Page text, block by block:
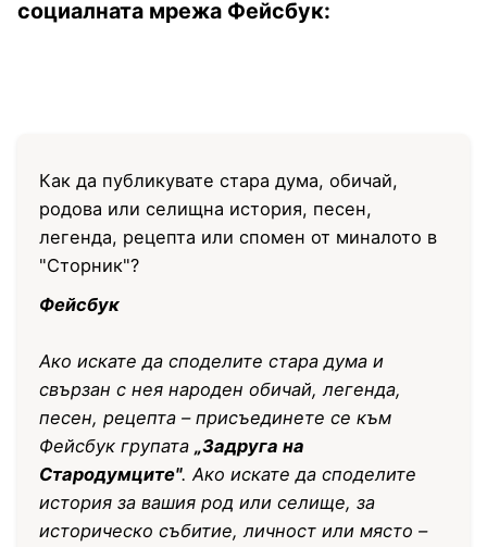
социалната мрежа Фейсбук:
Как да публикувате стара дума, обичай,
родова или селищна история, песен,
легенда, рецепта или спомен от миналото в
"Сторник"?
Фейсбук
Ако искате да споделите стара дума и
свързан с нея народен обичай, легенда,
песен, рецепта – присъединете се към
Фейсбук групата „Задруга на
Стародумците". Ако искате да споделите
история за вашия род или селище, за
историческо събитие, личност или място –